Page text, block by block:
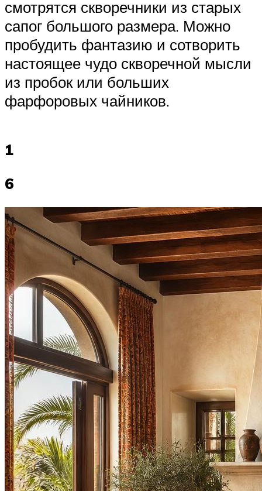
смотрятся скворечники из старых
сапог большого размера. Можно
пробудить фантазию и сотворить
настоящее чудо скворечной мысли
из пробок или больших
фарфоровых чайников.
1
6